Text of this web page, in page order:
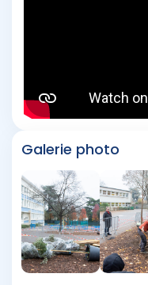
Galerie photo